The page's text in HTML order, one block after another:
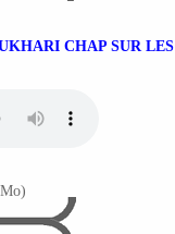
CHAP SUR LES